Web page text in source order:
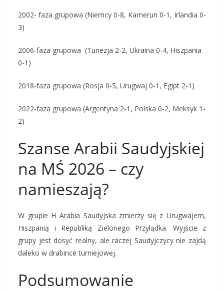
2002- faza grupowa (Niemcy 0-8, Kamerun 0-1, Irlandia 0-
3)
2006-faza grupowa (Tunezja 2-2, Ukraina 0-4, Hiszpania
0-1)
2018-faza grupowa (Rosja 0-5, Urugwaj 0-1, Egipt 2-1)
2022-faza grupowa (Argentyna 2-1, Polska 0-2, Meksyk 1-
2)
Szanse Arabii Saudyjskiej
na MŚ 2026 – czy
namieszają?
W grupie H Arabia Saudyjska zmierzy się z Urugwajem,
Hiszpanią i Republiką Zielonego Przylądka. Wyjście z
grupy jest dosyć realny, ale raczej Saudyjczycy nie zajdą
daleko w drabince turniejowej.
Podsumowanie